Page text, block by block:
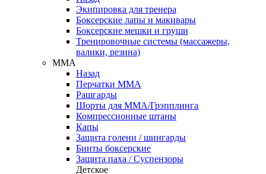
Экипировка для тренера
Боксерские лапы и макивары
Боксерские мешки и груши
Тренировочные системы (массажеры,
валики, резина)
ММА
Назад
Перчатки ММА
Рашгарды
Шорты для ММА/Грэпплинга
Компрессионные штаны
Капы
Защита голени / шингарды
Бинты боксерские
Защита паха / Суспензоры
Детское